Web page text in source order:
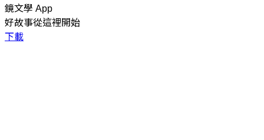
鏡文學 App
好故事從這裡開始
下載